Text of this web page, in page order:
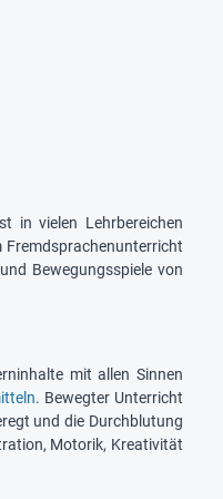
in vielen Lehrbereichen
Fremdsprachenunterricht
und Bewegungsspiele von
mit allen Sinnen
. Bewegter Unterricht
und die Durchblutung
Motorik, Kreativität